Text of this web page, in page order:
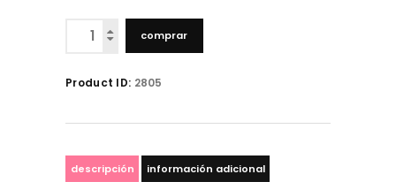
triángulos
engomada
SELINA
comprar
Product ID: 2805
descripción información adicional